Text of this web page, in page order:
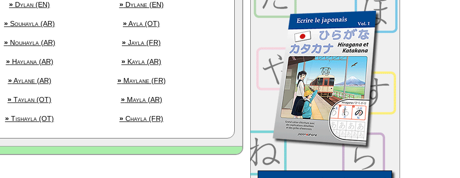
» Dylan (EN) »Dylane (EN)
» Souhayla (AR) »Ayla (OT)
»Nouhayla (AR) » Jayla (FR)
»Haylana (AR) » Kayla (AR)
»Aylane (AR) »Maylane (FR)
» Taylan (OT) »Mayla (AR)
» Tishayla (OT) » Chayla (FR)